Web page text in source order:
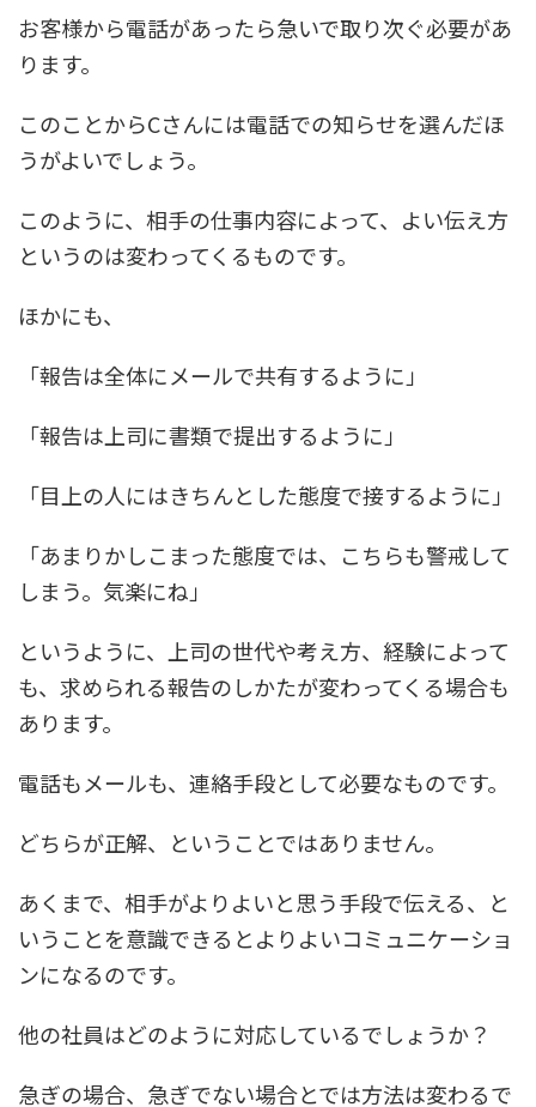
お客様から電話があったら急いで取り次ぐ必要があ
ります。
このことからCさんには電話での知らせを選んだほ
うがよいでしょう。
このように、相手の仕事内容によって、よい伝え方
というのは変わってくるものです。
ほかにも、
「報告は全体にメールで共有するように」
「報告は上司に書類で提出するように」
「目上の人にはきちんとした態度で接するように」
「あまりかしこまった態度では、こちらも警戒して
しまう。気楽にね」
というように、上司の世代や考え方、経験によって
も、求められる報告のしかたが変わってくる場合も
あります。
電話もメールも、連絡手段として必要なものです。
どちらが正解、ということではありません。
あくまで、相手がよりよいと思う手段で伝える、と
いうことを意識できるとよりよいコミュニケーショ
ンになるのです。
他の社員はどのように対応しているでしょうか？
急ぎの場合、急ぎでない場合とでは方法は変わるで